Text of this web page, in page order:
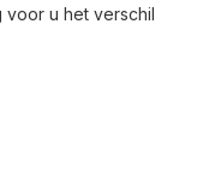
u het verschil